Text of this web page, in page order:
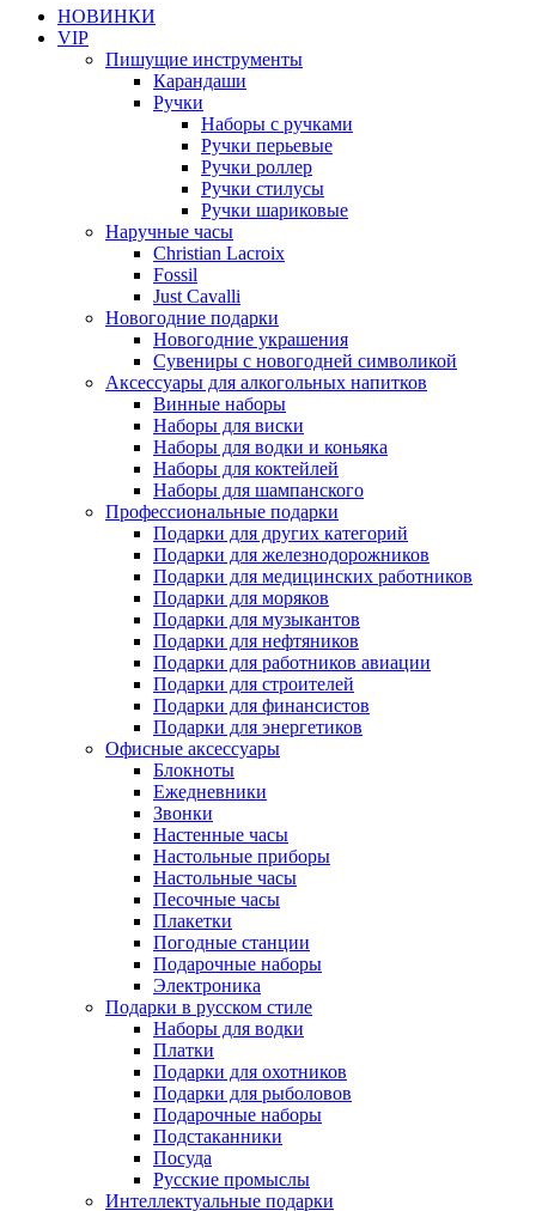
НОВИНКИ
VIP
Пишущие инструменты
Карандаши
Ручки
Наборы с ручками
Ручки перьевые
Ручки роллер
Ручки стилусы
Ручки шариковые
Наручные часы
Christian Lacroix
Fossil
Just Cavalli
Новогодние подарки
Новогодние украшения
Сувениры с новогодней символикой
Аксессуары для алкогольных напитков
Винные наборы
Наборы для виски
Наборы для водки и коньяка
Наборы для коктейлей
Наборы для шампанского
Профессиональные подарки
Подарки для других категорий
Подарки для железнодорожников
Подарки для медицинских работников
Подарки для моряков
Подарки для музыкантов
Подарки для нефтяников
Подарки для работников авиации
Подарки для строителей
Подарки для финансистов
Подарки для энергетиков
Офисные аксессуары
Блокноты
Ежедневники
Звонки
Настенные часы
Настольные приборы
Настольные часы
Песочные часы
Плакетки
Погодные станции
Подарочные наборы
Электроника
Подарки в русском стиле
Наборы для водки
Платки
Подарки для охотников
Подарки для рыболовов
Подарочные наборы
Подстаканники
Посуда
Русские промыслы
Интеллектуальные подарки